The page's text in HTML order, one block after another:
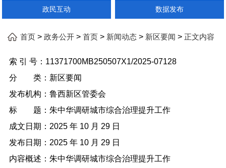
政民互动 数据发布
首页 > 政务公开 > 首页 > 新闻动态 > 新区要闻 > 正文内容
索 引 号： 11371700MB250507X1/2025-07128
分 类： 新区要闻
发布机构： 鲁西新区管委会
标 题： 朱中华调研城市综合治理提升工作
成文日期： 2025 年 10 月 29 日
发布日期： 2025 年 10 月 29 日
内容概述： 朱中华调研城市综合治理提升工作